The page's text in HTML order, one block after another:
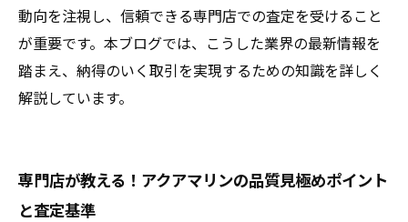
動向を注視し、信頼できる専門店での査定を受けること
が重要です。本ブログでは、こうした業界の最新情報を
踏まえ、納得のいく取引を実現するための知識を詳しく
解説しています。
専門店が教える！アクアマリンの品質見極めポイント
と査定基準